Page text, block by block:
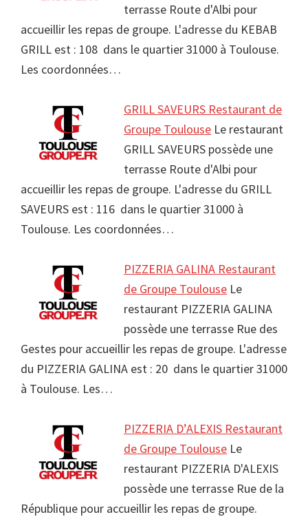
terrasse Route d'Albi pour
accueillir les repas de groupe. L'adresse du KEBAB
GRILL est : 108 dans le quartier 31000 à Toulouse.
Les coordonnées…
GRILL SAVEURS Restaurant de
Groupe Toulouse Le restaurant
GRILL SAVEURS possède une
terrasse Route d'Albi pour
accueillir les repas de groupe. L'adresse du GRILL
SAVEURS est : 116 dans le quartier 31000 à
Toulouse. Les coordonnées…
PIZZERIA GALINA Restaurant
de Groupe Toulouse Le
restaurant PIZZERIA GALINA
possède une terrasse Rue des
Gestes pour accueillir les repas de groupe. L'adresse
du PIZZERIA GALINA est : 20 dans le quartier 31000
à Toulouse. Les…
PIZZERIA D’ALEXIS Restaurant
de Groupe Toulouse Le
restaurant PIZZERIA D'ALEXIS
possède une terrasse Rue de la
République pour accueillir les repas de groupe.